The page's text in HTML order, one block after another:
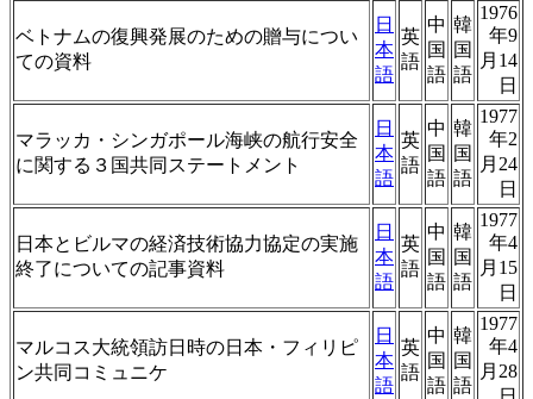
ベトナムの復興発展のための贈与につい
ての資料
日
本
語
英
語
中
国
語
韓
国
語
1976
年9
月14
日
マラッカ・シンガポール海峡の航行安全
に関する３国共同ステートメント
日
本
語
英
語
中
国
語
韓
国
語
1977
年2
月24
日
日本とビルマの経済技術協力協定の実施
終了についての記事資料
日
本
語
英
語
中
国
語
韓
国
語
1977
年4
月15
日
マルコス大統領訪日時の日本・フィリピ
ン共同コミュニケ
日
本
語
英
語
中
国
語
韓
国
語
1977
年4
月28